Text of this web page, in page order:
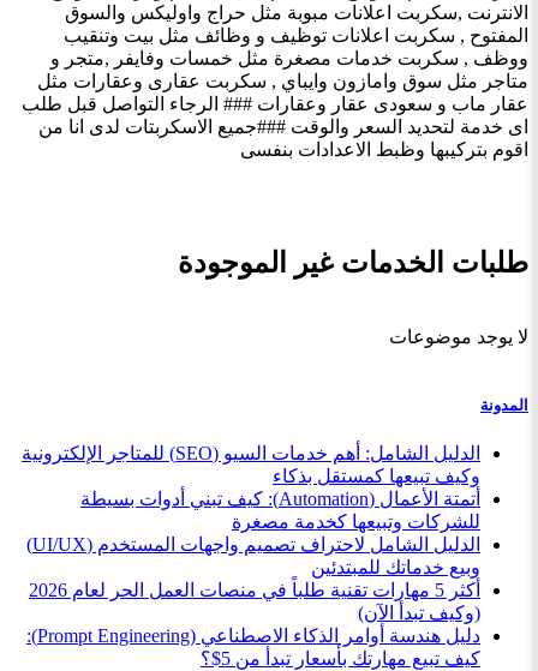
الانترنت ,سكربت اعلانات مبوبة مثل حراج واوليكس والسوق
المفتوح , سكربت اعلانات توظيف و وظائف مثل بيت وتنقيب
ووظف , سكربت خدمات مصغرة مثل خمسات وفايفر ,متجر و
متاجر مثل سوق وامازون وايباي , سكربت عقارى وعقارات مثل
عقار ماب و سعودى عقار وعقارات ### الرجاء التواصل قبل طلب
اى خدمة لتحديد السعر والوقت ###جميع الاسكربتات لدى انا من
اقوم بتركيبها وظبط الاعدادات بنفسى
طلبات الخدمات غير الموجودة
لا يوجد موضوعات
المدونة
الدليل الشامل: أهم خدمات السيو (SEO) للمتاجر الإلكترونية
وكيف تبيعها كمستقل بذكاء
أتمتة الأعمال (Automation): كيف تبني أدوات بسيطة
للشركات وتبيعها كخدمة مصغرة
الدليل الشامل لاحتراف تصميم واجهات المستخدم (UI/UX)
وبيع خدماتك للمبتدئين
أكثر 5 مهارات تقنية طلباً في منصات العمل الحر لعام 2026
(وكيف تبدأ الآن)
دليل هندسة أوامر الذكاء الاصطناعي (Prompt Engineering):
كيف تبيع مهارتك بأسعار تبدأ من 5$؟